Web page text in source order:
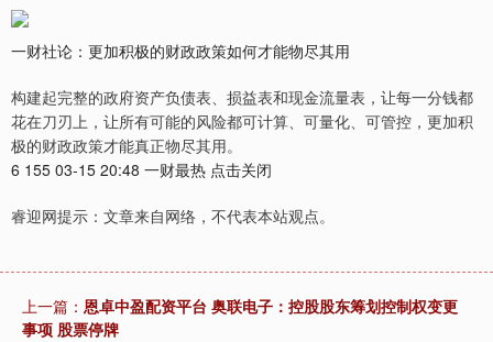
一财社论：更加积极的财政政策如何才能物尽其用
构建起完整的政府资产负债表、损益表和现金流量表，让每一分钱都
花在刀刃上，让所有可能的风险都可计算、可量化、可管控，更加积
极的财政政策才能真正物尽其用。
6 155 03-15 20:48 一财最热 点击关闭
睿迎网提示：文章来自网络，不代表本站观点。
上一篇： 恩卓中盈配资平台 奥联电子：控股股东筹划控制权变更
事项 股票停牌